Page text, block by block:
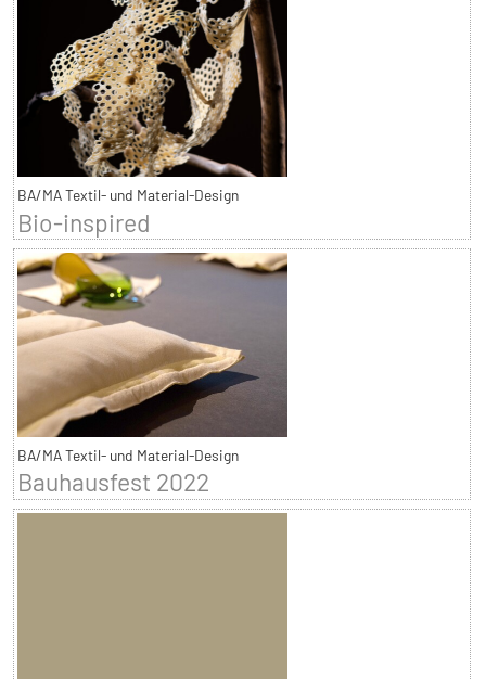
BA/MA Textil- und Material-Design
Bio-inspired
BA/MA Textil- und Material-Design
Bauhausfest 2022